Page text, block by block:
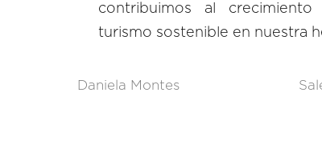
contribuimos al
turismo sostenible en nuestra
Daniela Montes